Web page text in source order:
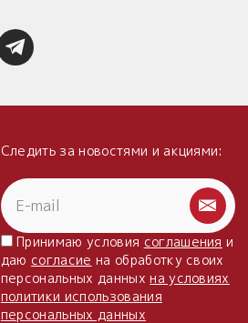
Следить за новостями и акциями:
Принимаю условия соглашения и
даю согласие на обработку своих
персональных данныхна условиях
политики использования
персональных данных